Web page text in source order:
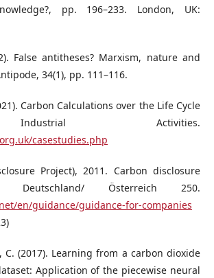
pp. 196–233. London, UK:
False antitheses? Marxism, nature and
34(1), pp. 111–116.
Carbon Calculations over the Life Cycle
Activities.
casestudies.php
Project), 2011. Carbon disclosure
Deutschland/ Österreich 250.
en/guidance/guidance-for-companies
C. (2017). Learning from a carbon dioxide
Application of the piecewise neural